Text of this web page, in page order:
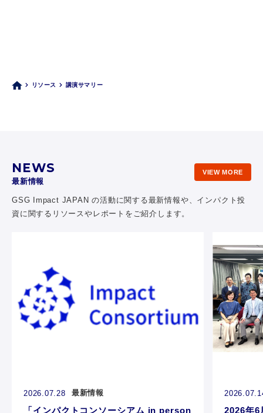
リソース 講演サマリー
NEWS
最新情報
GSG Impact JAPAN の活動に関する最新情報や、 インパクト投
資に関するリソースやレポートをご紹介します。
VIEW MORE
2026.07.28 最新情報
「インパクトコンソーシアム in person
2026年